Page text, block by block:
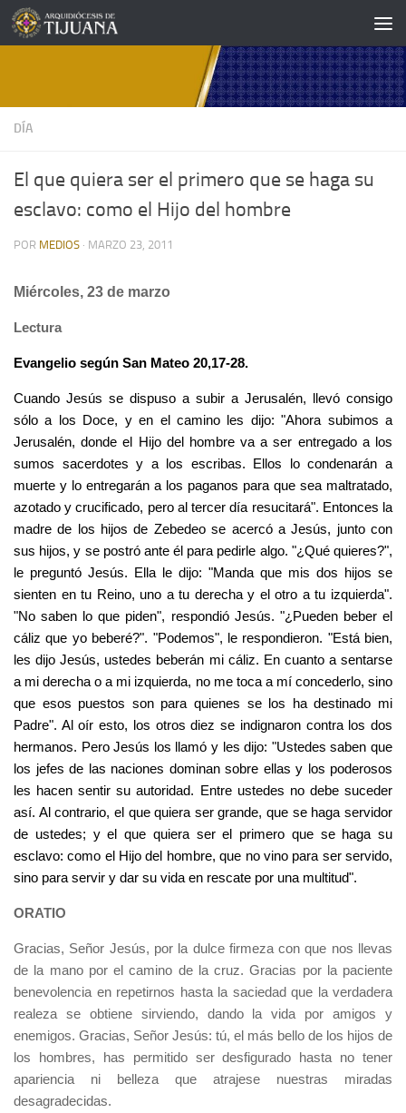
Saltar al contenido
DÍA
El que quiera ser el primero que se haga su
esclavo: como el Hijo del hombre
POR MEDIOS · MARZO 23, 2011
Miércoles, 23 de marzo
Lectura
Evangelio según San Mateo 20,17-28.
Cuando Jesús se dispuso a subir a Jerusalén, llevó consigo
sólo a los Doce, y en el camino les dijo: "Ahora subimos a
Jerusalén, donde el Hijo del hombre va a ser entregado a los
sumos sacerdotes y a los escribas. Ellos lo condenarán a
muerte y lo entregarán a los paganos para que sea maltratado,
azotado y crucificado, pero al tercer día resucitará". Entonces la
madre de los hijos de Zebedeo se acercó a Jesús, junto con
sus hijos, y se postró ante él para pedirle algo. "¿Qué quieres?",
le preguntó Jesús. Ella le dijo: "Manda que mis dos hijos se
sienten en tu Reino, uno a tu derecha y el otro a tu izquierda".
"No saben lo que piden", respondió Jesús. "¿Pueden beber el
cáliz que yo beberé?". "Podemos", le respondieron. "Está bien,
les dijo Jesús, ustedes beberán mi cáliz. En cuanto a sentarse
a mi derecha o a mi izquierda, no me toca a mí concederlo, sino
que esos puestos son para quienes se los ha destinado mi
Padre". Al oír esto, los otros diez se indignaron contra los dos
hermanos. Pero Jesús los llamó y les dijo: "Ustedes saben que
los jefes de las naciones dominan sobre ellas y los poderosos
les hacen sentir su autoridad. Entre ustedes no debe suceder
así. Al contrario, el que quiera ser grande, que se haga servidor
de ustedes; y el que quiera ser el primero que se haga su
esclavo: como el Hijo del hombre, que no vino para ser servido,
sino para servir y dar su vida en rescate por una multitud".
ORATIO
Gracias, Señor Jesús, por la dulce firmeza con que nos llevas
de la mano por el camino de la cruz. Gracias por la paciente
benevolencia en repetirnos hasta la saciedad que la verdadera
realeza se obtiene sirviendo, dando la vida por amigos y
enemigos. Gracias, Señor Jesús: tú, el más bello de los hijos de
los hombres, has permitido ser desfigurado hasta no tener
apariencia ni belleza que atrajese nuestras miradas
desagradecidas.